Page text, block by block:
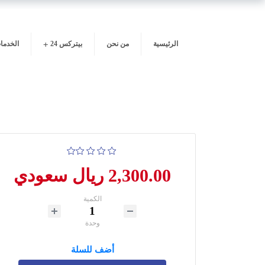
الرئيسية من نحن بيتركس 24
2,300.00 ريال سعودي
الكمية
وحدة
أضف للسلة